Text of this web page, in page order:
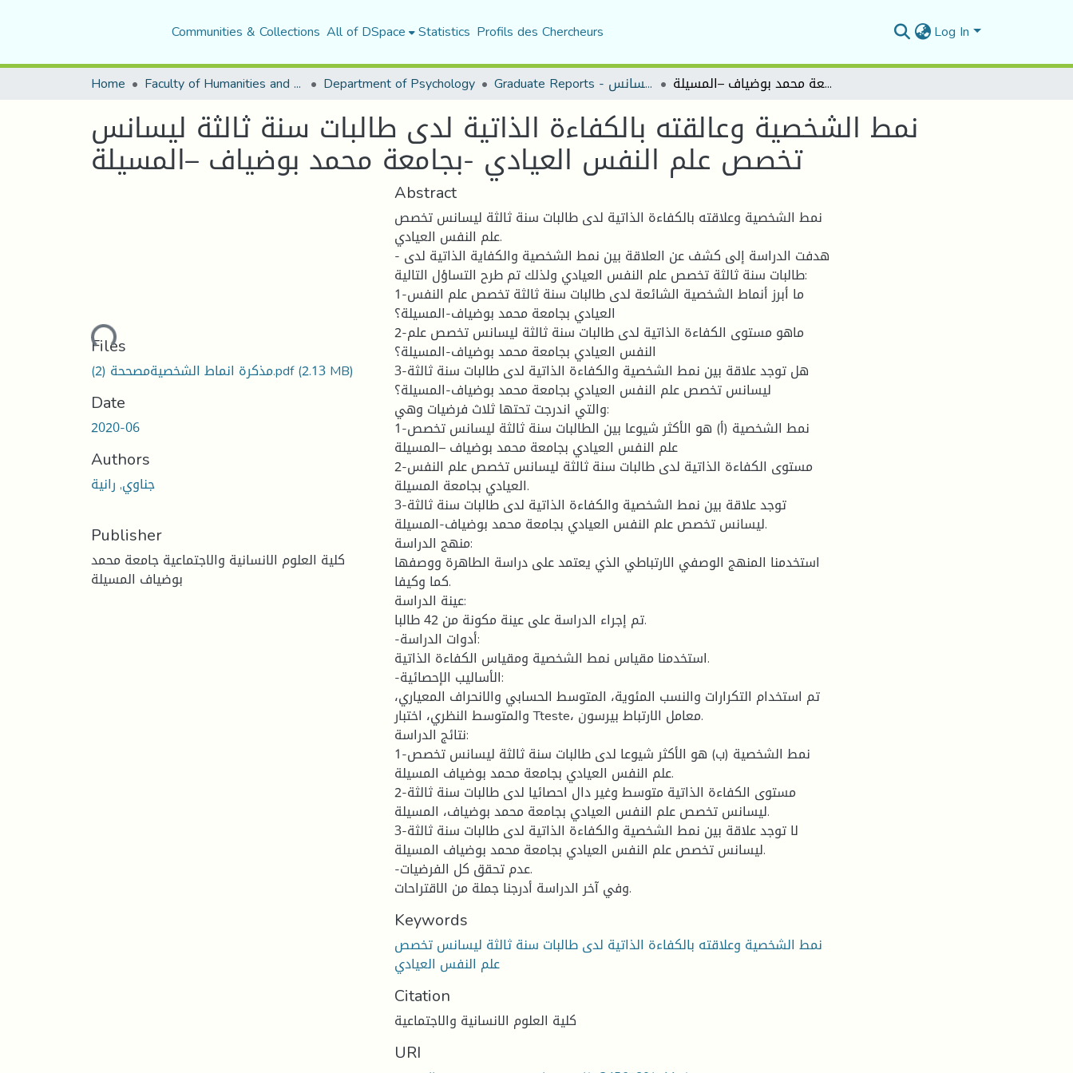
Communities & Collections All of DSpace Statistics Profils des Chercheurs Log In
Home Faculty of Humanities and Social Sciences Department of Psychology Graduate Reports - تقارير الليسانس نمط الشخصية وعالقته بالكفاءة الذاتية لدى طالبات سنة ثالثة ليسانس تخصص علم النفس العيادي -بجامعة محمد بوضياف –المسيلة
نمط الشخصية وعالقته بالكفاءة الذاتية لدى طالبات سنة ثالثة ليسانس
تخصص علم النفس العيادي -بجامعة محمد بوضياف –المسيلة
Loading...
Files
مذكرة انماط الشخصيةمصححة (2).pdf(2.13 MB)
Date
2020-06
Authors
جناوي, رانية
Publisher
كلية العلوم الانسانية والاجتماعية جامعة محمد
بوضياف المسيلة
Abstract
نمط الشخصية وعلاقته بالكفاءة الذاتية لدى طالبات سنة ثالثة ليسانس تخصص
علم النفس العيادي.
- هدفت الدراسة إلى كشف عن العلاقة بين نمط الشخصية والكفاية الذاتية لدى
طالبات سنة ثالثة تخصص علم النفس العيادي ولذلك تم طرح التساؤل التالية:
1-ما أبرز أنماط الشخصية الشائعة لدى طالبات سنة ثالثة تخصص علم النفس
العيادي بجامعة محمد بوضياف-المسيلة؟
2-ماهو مستوى الكفاءة الذاتية لدى طالبات سنة ثالثة ليسانس تخصص علم
النفس العيادي بجامعة محمد بوضياف-المسيلة؟
3-هل توجد علاقة بين نمط الشخصية والكفاءة الذاتية لدى طالبات سنة ثالثة
ليسانس تخصص علم النفس العيادي بجامعة محمد بوضياف-المسيلة؟
والتي اندرجت تحتها ثلاث فرضيات وهي:
1-نمط الشخصية (أ) هو الأكثر شيوعا بين الطالبات سنة ثالثة ليسانس تخصص
علم النفس العيادي بجامعة محمد بوضياف –المسيلة
2-مستوى الكفاءة الذاتية لدى طالبات سنة ثالثة ليسانس تخصص علم النفس
العيادي بجامعة المسيلة.
3-توجد علاقة بين نمط الشخصية والكفاءة الذاتية لدى طالبات سنة ثالثة
ليسانس تخصص علم النفس العيادي بجامعة محمد بوضياف-المسيلة.
منهج الدراسة:
استخدمنا المنهج الوصفي الارتباطي الذي يعتمد على دراسة الطاهرة ووصفها
كما وكيفا.
عينة الدراسة:
تم إجراء الدراسة على عينة مكونة من 42 طالبا.
-أدوات الدراسة:
استخدمنا مقياس نمط الشخصية ومقياس الكفاءة الذاتية.
-الأساليب الإحصائية:
تم استخدام التكرارات والنسب المئوية، المتوسط الحسابي والانحراف المعياري،
والمتوسط النظري، اختبار Tteste، معامل الارتباط بيرسون.
نتائج الدراسة:
1-نمط الشخصية (ب) هو الأكثر شيوعا لدى طالبات سنة ثالثة ليسانس تخصص
علم النفس العيادي بجامعة محمد بوضياف المسيلة.
2-مستوى الكفاءة الذاتية متوسط وغير دال احصائيا لدى طالبات سنة ثالثة
ليسانس تخصص علم النفس العيادي بجامعة محمد بوضياف، المسيلة.
3-لا توجد علاقة بين نمط الشخصية والكفاءة الذاتية لدى طالبات سنة ثالثة
ليسانس تخصص علم النفس العيادي بجامعة محمد بوضياف المسيلة.
-عدم تحقق كل الفرضيات.
وفي آخر الدراسة أدرجنا جملة من الاقتراحات.
Keywords
نمط الشخصية وعلاقته بالكفاءة الذاتية لدى طالبات سنة ثالثة ليسانس تخصص
علم النفس العيادي
Citation
كلية العلوم الانسانية والاجتماعية
URI